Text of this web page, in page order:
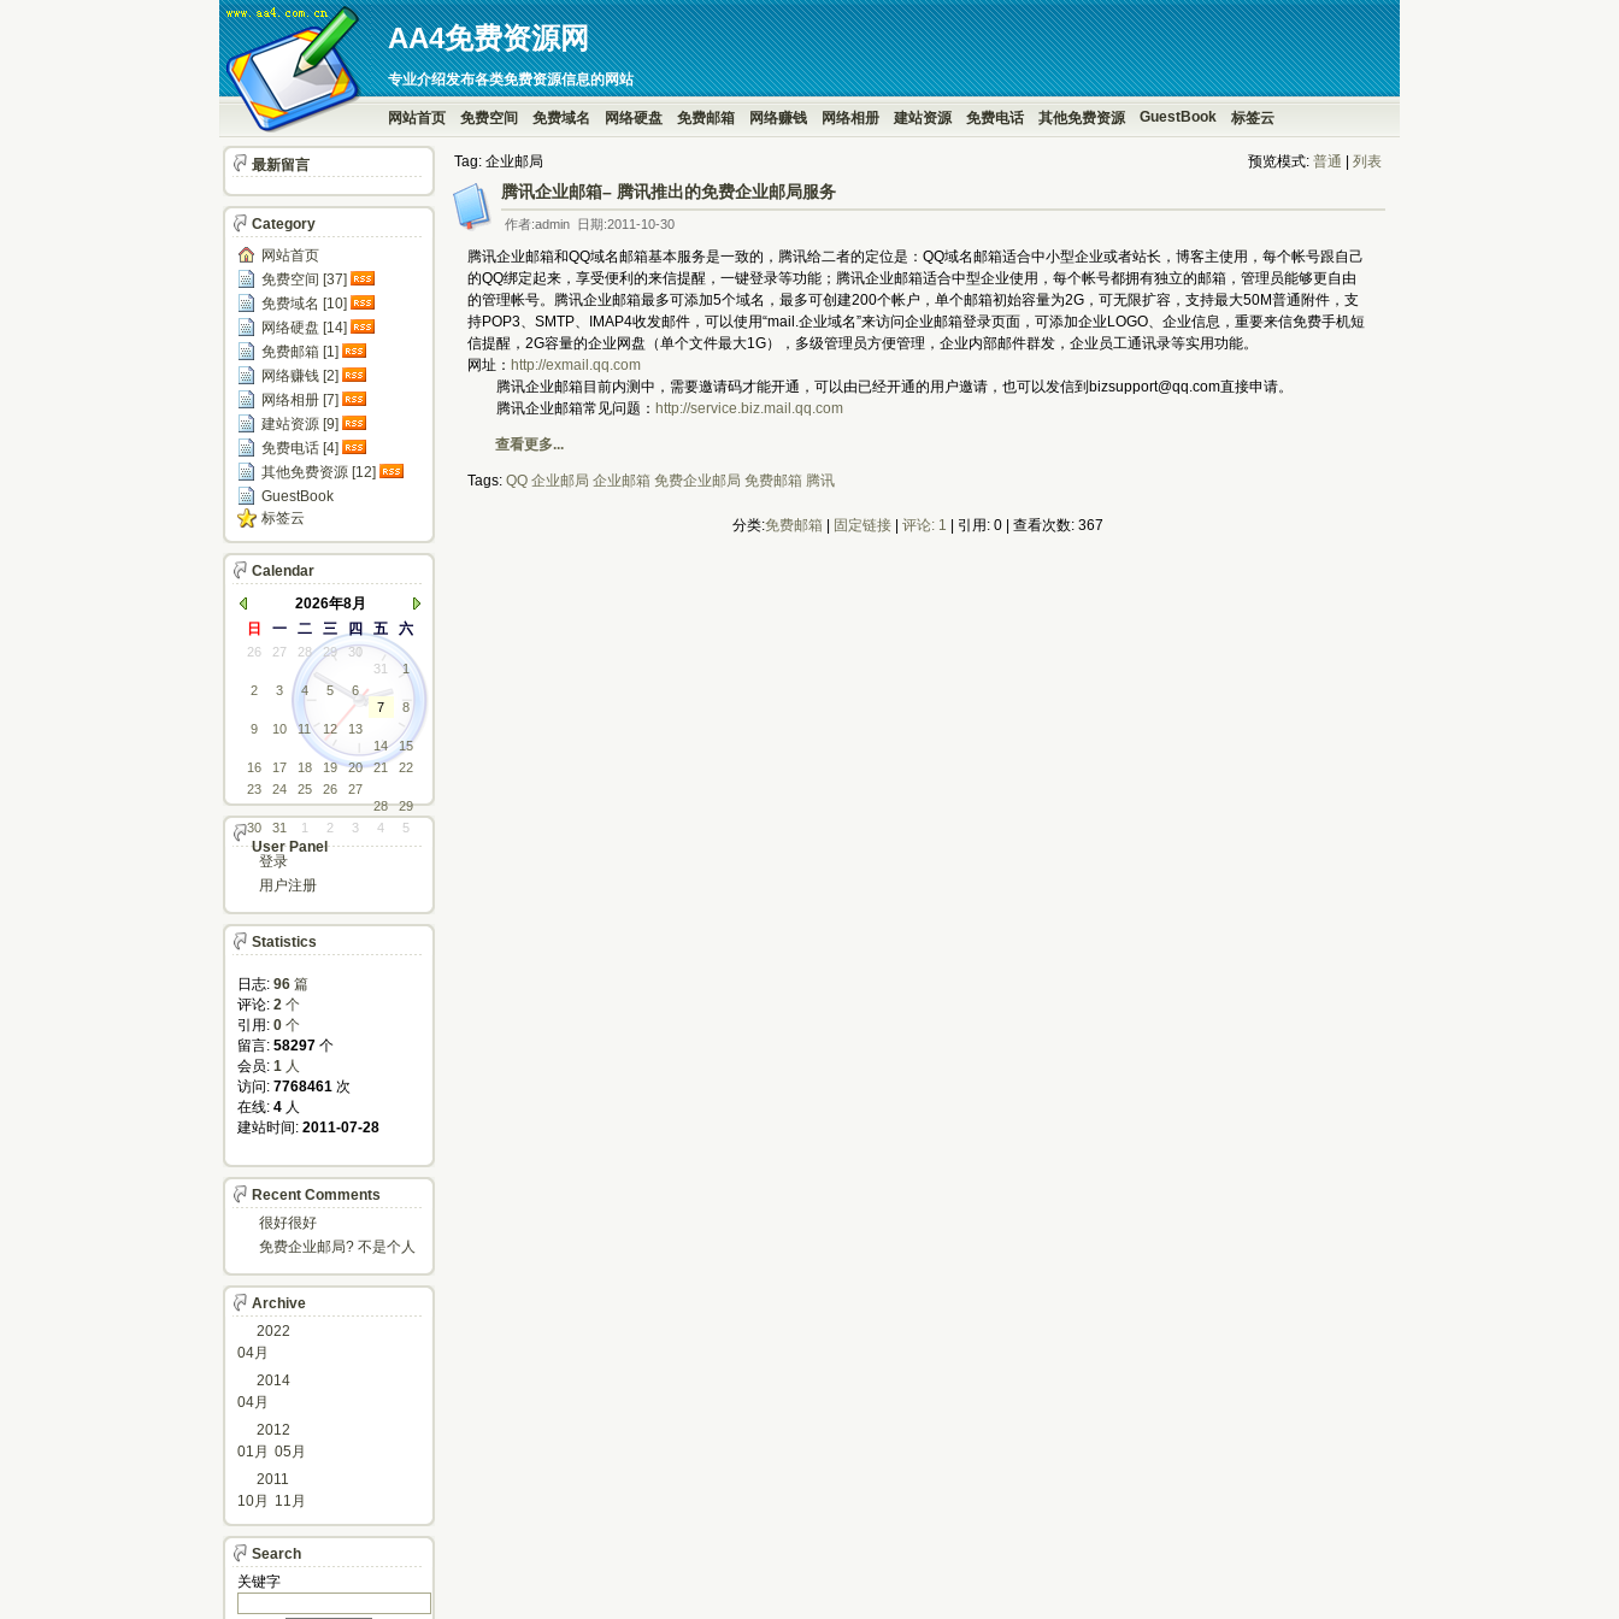
AA4免费资源网
专业介绍发布各类免费资源信息的网站
网站首页 免费空间 免费域名 网络硬盘 免费邮箱 网络赚钱 网络相册 建站资源 免费电话 其他免费资源 GuestBook 标签云
Tag: 企业邮局 预览模式: 普通 列表
腾讯企业邮箱– 腾讯推出的免费企业邮局服务
作者:admin 日期:2011-10-30
腾讯企业邮箱和QQ域名邮箱基本服务是一致的，腾讯给二者的定位是：QQ域名邮箱适合中小型企业或者站长，博客主使用，每个帐号跟自己
的QQ绑定起来，享受便利的来信提醒，一键登录等功能；腾讯企业邮箱适合中型企业使用，每个帐号都拥有独立的邮箱，管理员能够更自由
的管理帐号。腾讯企业邮箱最多可添加5个域名，最多可创建200个帐户，单个邮箱初始容量为2G，可无限扩容，支持最大50M普通附件，支
持POP3、SMTP、IMAP4收发邮件，可以使用“mail.企业域名”来访问企业邮箱登录页面，可添加企业LOGO、企业信息，重要来信免费手机短
信提醒，2G容量的企业网盘（单个文件最大1G），多级管理员方便管理，企业内部邮件群发，企业员工通讯录等实用功能。
网址： http://exmail.qq.com
腾讯企业邮箱目前内测中，需要邀请码才能开通，可以由已经开通的用户邀请，也可以发信到bizsupport@qq.com直接申请。
腾讯企业邮箱常见问题： http://service.biz.mail.qq.com
查看更多...
Tags: QQ 企业邮局 企业邮箱 免费企业邮局 免费邮箱 腾讯
分类:免费邮箱 固定链接 评论: 1 | 引用: 0 | 查看次数: 367
最新留言
Category
网站首页
免费空间 [37]
免费域名 [10]
网络硬盘 [14]
免费邮箱 [1]
网络赚钱 [2]
网络相册 [7]
建站资源 [9]
免费电话 [4]
其他免费资源 [12]
GuestBook
标签云
Calendar
2026年8月
日
一 二 三 四 五 六
26 27 28 29
30
31
1
2
3 4 5
6
7
8
9
10 11 12
13
14
15
16
17 18 19 20 21
22
23
24 25 26
27
28
29
30
31 1 2 3 4 5
User Panel
登录
用户注册
Statistics
日志: 96 篇
评论: 2 个
引用: 0 个
留言: 58297 个
会员: 1 人
访问: 7768461 次
在线: 4 人
建站时间: 2011-07-28
Recent Comments
很好很好
免费企业邮局? 不是个人
Archive
2022
04月
2014
04月
2012
01月 05月
2011
10月
11月
Search
关键字